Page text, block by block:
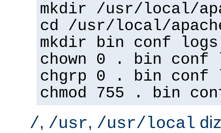
mkdir /usr/local/
cd /usr/local/
mkdir bin conf logs
chown 0 . bin conf
chgrp 0 . bin conf
chmod 755 . bin
/, /usr, /usr/local